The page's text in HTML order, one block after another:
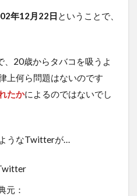
年12月22日 ということで、
20歳からタバコを吸うよ
上何ら問題はないのです
たかによるのではないでし
うなTwitterが…
元：